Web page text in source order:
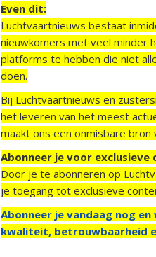
Even dit:
Luchtvaartnieuws bestaat
nieuwkomers met veel minder
platforms te hebben die niet
doen.
Bij Luchtvaartnieuws en
het leveren van het meest
maakt ons een onmisbare
Abonneer je voor exclusieve
Door je te abonneren op
je toegang tot exclusieve
Abonneer je vandaag nog
kwaliteit, betrouwbaarheid